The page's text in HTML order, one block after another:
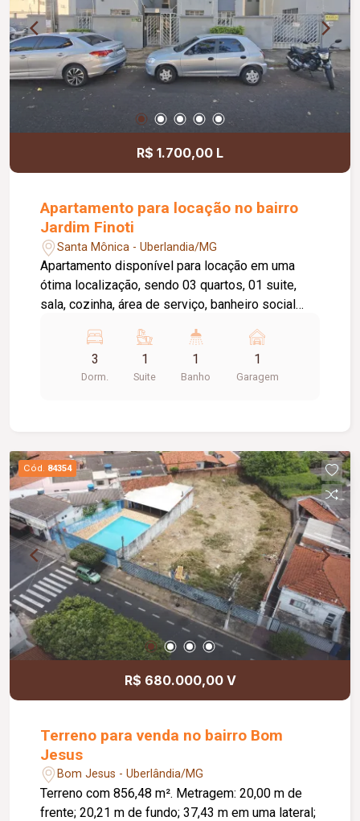
R$ 1.700,00 L
Apartamento para locação no bairro
Jardim Finoti
Santa Mônica - Uberlandia/MG
Apartamento disponível para locação em uma
ótima localização, sendo 03 quartos, 01 suite,
sala, cozinha, área de serviço, banheiro social
3
Dorm.
1
Suite
1
Banho
1
Garagem
Cód. 84354
R$ 680.000,00 V
Terreno para venda no bairro Bom
Jesus
Bom Jesus - Uberlândia/MG
Terreno com 856,48 m². Metragem: 20,00 m de
frente; 20,21 m de fundo; 37,43 m em uma lateral;